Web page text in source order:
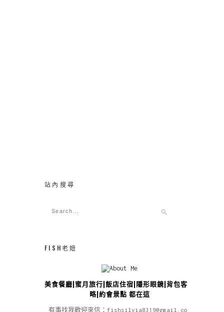
站內搜尋
FISH老妞
美食餐廳|蜜月旅行|飯店住宿|隱形眼鏡|背包客攻
略|約會景點 都在這
有事找我歡迎來信：fishsilvia8319@gmail.com